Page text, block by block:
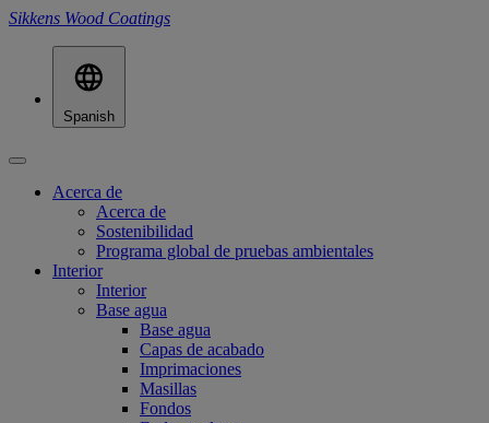
Sikkens Wood Coatings
Spanish
Acerca de
Acerca de
Sostenibilidad
Programa global de pruebas ambientales
Interior
Interior
Base agua
Base agua
Capas de acabado
Imprimaciones
Masillas
Fondos